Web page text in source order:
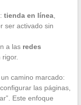
tienda en línea,
ser activado sin
a las redes
rigor.
camino marcado:
las páginas,
Este enfoque